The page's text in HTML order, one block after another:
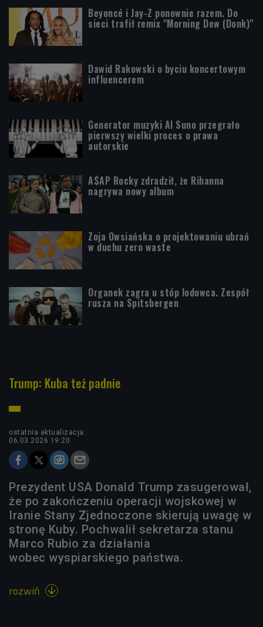
Beyoncé i Jay-Z ponownie razem. Do
sieci trafił remix "Morning Dew (Donk)"
Dawid Rakowski o byciu koncertowym
influencerem
Generator muzyki AI Suno przegrało
pierwszy wielki proces o prawa
autorskie
A$AP Rocky zdradził, że Rihanna
nagrywa nowy album
Zoja Owsiańska o projektowaniu ubrań
w duchu zero waste
Organek zagra u stóp lodowca. Zespół
rusza na Spitsbergen
Trump: Kuba też padnie
ostatnia aktualizacja:
06.03.2026 19:20
Prezydent USA Donald Trump zasugerował,
że po zakończeniu operacji wojskowej w
Iranie Stany Zjednoczone skierują uwagę w
stronę Kuby. Pochwalił sekretarza stanu
Marco Rubio za działania
wobec wyspiarskiego państwa.
rozwiń 